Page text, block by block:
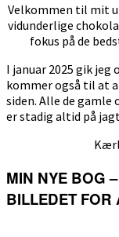
Velkommen til mit
vidunderlige
fokus på de
I januar 2025 gik
kommer også til at
siden. Alle de
er stadig altid på
MIN NYE BOG
BILLEDET